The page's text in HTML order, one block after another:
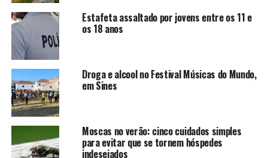
Estafeta assaltado por jovens entre os 11 e
os 18 anos
Droga e alcool no Festival Músicas do Mundo,
em Sines
Moscas no verão: cinco cuidados simples
para evitar que se tornem hóspedes
indesejados